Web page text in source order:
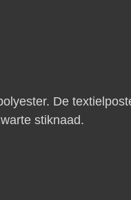
De
stiknaad.